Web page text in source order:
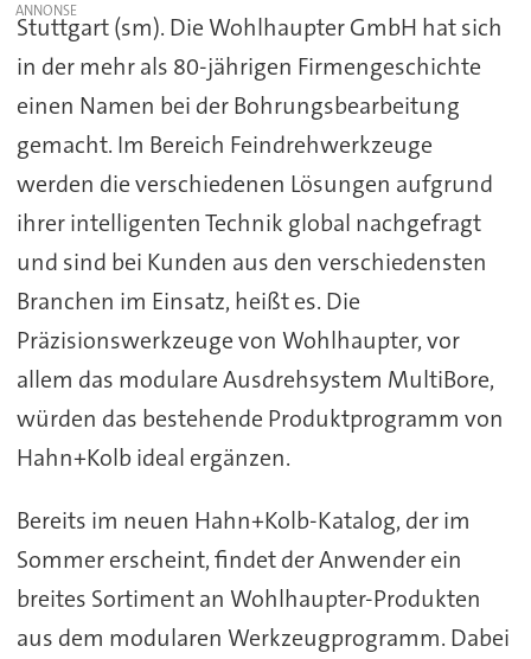
Stuttgart (sm). Die Wohlhaupter GmbH hat sich
in der mehr als 80-jährigen Firmengeschichte
einen Namen bei der Bohrungsbearbeitung
gemacht. Im Bereich Feindrehwerkzeuge
werden die verschiedenen Lösungen aufgrund
ihrer intelligenten Technik global nachgefragt
und sind bei Kunden aus den verschiedensten
Branchen im Einsatz, heißt es. Die
Präzisionswerkzeuge von Wohlhaupter, vor
allem das modulare Ausdrehsystem MultiBore,
würden das bestehende Produktprogramm von
Hahn+Kolb ideal ergänzen.
Bereits im neuen Hahn+Kolb-Katalog, der im
Sommer erscheint, findet der Anwender ein
breites Sortiment an Wohlhaupter-Produkten
aus dem modularen Werkzeugprogramm. Dabei